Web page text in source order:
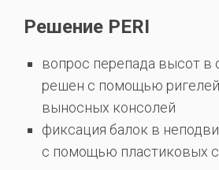
Решение PERI
вопрос перепада высот в
решен с помощью
выносных консолей
фиксация балок в
с помощью пластиковых